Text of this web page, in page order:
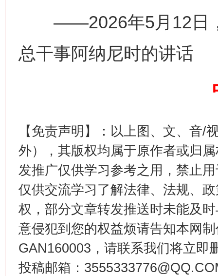
——2026年5月12日，
总干事阿纳尼时的讲话
【免责声明】：以上图、文、音/
外），其版权均属于原作者或归
发推广仅供学习参考之用，禁止
仅供交流学习了解法律、法规、
权，部分文章转发推送时未能及
意侵犯到您的权益烦请告知本网
GAN160003，请联系我们将立即
投稿邮箱：
在谋一域中谋全局
今